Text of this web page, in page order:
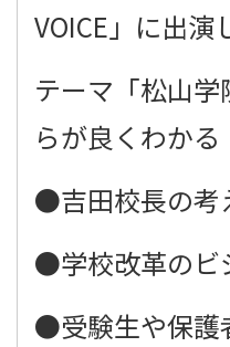
VOICE」に出演
テーマ「松山
らが良くわかる
●吉田校長の考
●学校改革のビ
●受験生や保護